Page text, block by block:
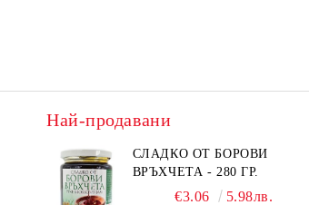
Най-продавани
СЛАДКО ОТ БОРОВИ
ВРЪХЧЕТА - 280 ГР.
€3.06 5.98лв.